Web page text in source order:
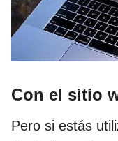
Con el sitio
Pero si estás